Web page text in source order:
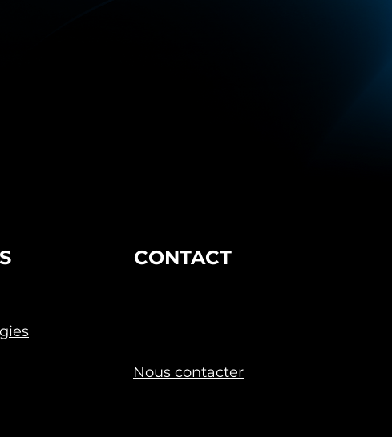
CONTACT
Nous contacter